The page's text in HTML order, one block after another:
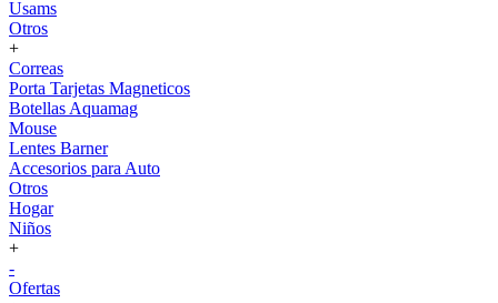
Usams
Otros
+
Correas
Porta Tarjetas Magneticos
Botellas Aquamag
Mouse
Lentes Barner
Accesorios para Auto
Otros
Hogar
Niños
+
-
Ofertas